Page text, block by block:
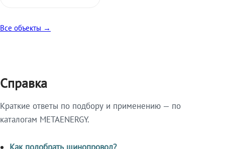
Все объекты →
Справка
Краткие ответы по подбору и применению — по
каталогам METAENERGY.
Как подобрать шинопровод?